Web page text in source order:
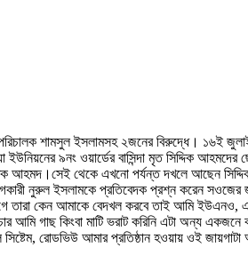
শামসুল ইসলামসহ ২জনের বিরুদ্ধে। ১৬ই
৯নং ওয়ার্ডের বাসিন্দা মৃত সিদ্দিক
আহমদ।সেই থেকে এখনো পর্যন্ত দখলে আছেন
নুরুল ইসলামকে প্রতিবেদক প্রশ্ন করেন সওজের
কেন আমাকে বেদখল করবে তাই আমি ইউএনও,
গাছ কিংবা মাটি ভরাট করিনি এটা অন্য একজনে
রোডভিউ আমার প্রতিষ্ঠান হওয়ায় ওই জায়গাটা